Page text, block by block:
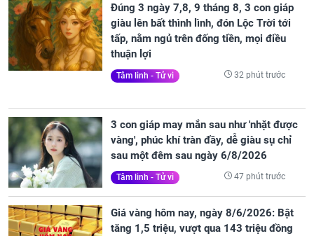
Đúng 3 ngày 7,8, 9 tháng 8, 3 con giáp
giàu lên bất thình lình, đón Lộc Trời tới
tấp, nằm ngủ trên đống tiền, mọi điều
thuận lợi
Tâm linh - Tử vi 32 phút trước
3 con giáp may mắn sau như 'nhặt được
vàng', phúc khí tràn đầy, dễ giàu sụ chỉ
sau một đêm sau ngày 6/8/2026
Tâm linh - Tử vi 47 phút trước
Giá vàng hôm nay, ngày 8/6/2026: Bật
tăng 1,5 triệu, vượt qua 143 triệu đồng